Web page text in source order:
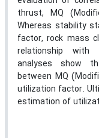
thrust, MQ
Whereas stability
factor, rock mass
relationship with
analyses show
between MQ
utilization factor.
estimation of